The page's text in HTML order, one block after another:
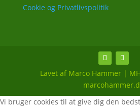
Cookie og Privatlivspolitik
Lavet af Marco Hammer |
Vi bruger cookies til at give dig den